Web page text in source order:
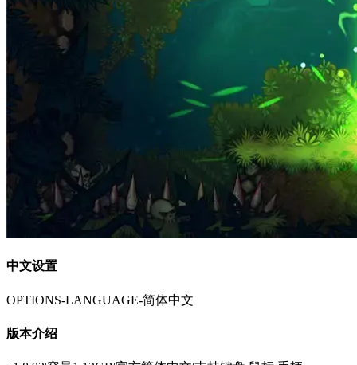
中文设置
OPTIONS-LANGUAGE-简体中文
版本介绍